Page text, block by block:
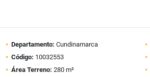
Departamento: Cundinamarca
Código: 10032553
Área Terreno: 280 m²